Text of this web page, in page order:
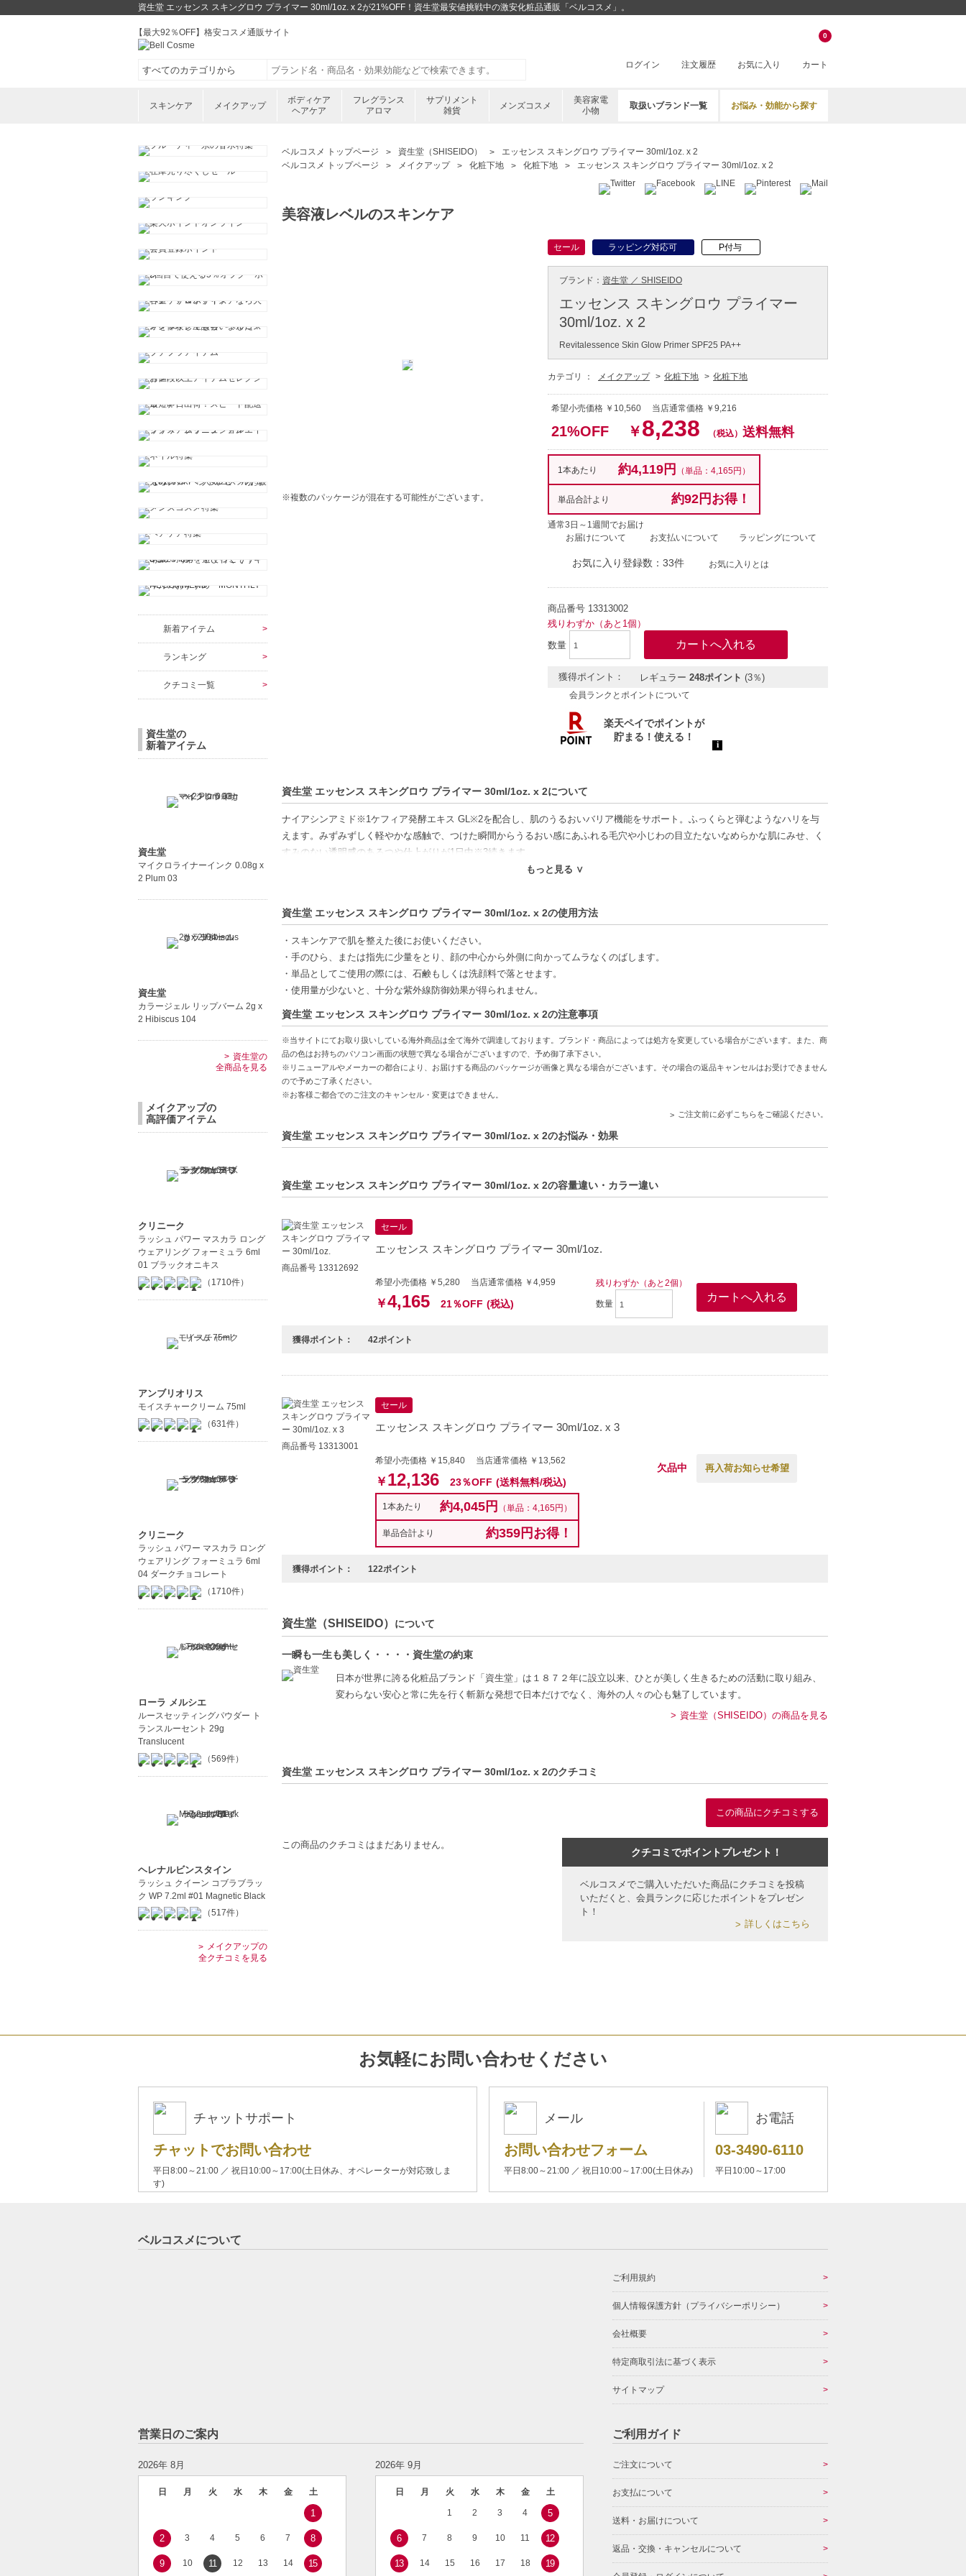
資生堂 エッセンス スキングロウ プライマー 30ml/1oz. x 2が21%OFF！資生堂最安値挑戦中の激安化粧品通販「ベルコスメ」。
【最大92％OFF】格安コスメ通販サイト
ログイン 注文履歴 お気に入り カート
0
スキンケア メイクアップ
ボディケア
ヘアケア
フレグランス
アロマ
サプリメント
雑貨
メンズコスメ
美容家電
小物
取扱いブランド一覧 お悩み・効能から探す
ベルコスメ トップページ 資生堂（SHISEIDO）
エッセンス スキングロウ プライマー 30ml/1oz. x 2
ベルコスメ トップページ
メイクアップ 化粧下地 化粧下地 エッセンス スキングロウ プライマー 30ml/1oz. x 2
美容液レベルのスキンケア
※複数のパッケージが混在する可能性がございます。
セール ラッピング対応可 P付与
ブランド： 資生堂 ／ SHISEIDO
エッセンス スキングロウ プライマー
30ml/1oz. x 2
Revitalessence Skin Glow Primer SPF25 PA++
カテゴリ ： メイクアップ 化粧下地 化粧下地
希望小売価格 ￥10,560 当店通常価格 ￥9,216
21%OFF ￥8,238 （税込） 送料無料
1本あたり 約4,119円 （単品：4,165円）
単品合計より 約92円お得！
通常3日～1週間でお届け
お届けについて
お支払いについて ラッピングについて
お気に入り登録数：33件 お気に入りとは
商品番号 13313002
残りわずか（あと1個）
数量
獲得ポイント： レギュラー 248ポイント (3％)
会員ランクとポイントについて
資生堂 エッセンス スキングロウ プライマー 30ml/1oz. x 2について
ナイアシンアミド※1ケフィア発酵エキス GL※2を配合し、肌のうるおいバリア機能をサポート。ふっくらと弾むようなハリを与
えます。みずみずしく軽やかな感触で、つけた瞬間からうるおい感にあふれる毛穴や小じわの目立たないなめらかな肌にみせ、く
すみのない透明感のあるつや仕上がりが1日中※3続きます。
※3 24時間の持続データ取得済み（資生堂調べ）
【商品の特徴】
うるおいバリア機能サポート-ナイアシンアミドと発酵エキスが、肌の保湿力を高めます。
ふっくらハリ感-軽やかに肌に馴染み、弾むようなハリを提供します。
【こんな方へおすすめ】
毛穴や小じわが気になる方
乾燥肌やくすみが気になる方
もっと見る ∨
資生堂 エッセンス スキングロウ プライマー 30ml/1oz. x 2の使用方法
・スキンケアで肌を整えた後にお使いください。
・手のひら、または指先に少量をとり、顔の中心から外側に向かってムラなくのばします。
・単品としてご使用の際には、石鹸もしくは洗顔料で落とせます。
・使用量が少ないと、十分な紫外線防御効果が得られません。
資生堂 エッセンス スキングロウ プライマー 30ml/1oz. x 2の注意事項
※当サイトにてお取り扱いしている海外商品は全て海外で調達しております。ブランド・商品によっては処方を変更している場合がございます。また、商
品の色はお持ちのパソコン画面の状態で異なる場合がございますので、予め御了承下さい。
※リニューアルやメーカーの都合により、お届けする商品のパッケージが画像と異なる場合がございます。その場合の返品キャンセルはお受けできません
ので予めご了承ください。
※お客様ご都合でのご注文のキャンセル・変更はできません。
ご注文前に必ずこちらをご確認ください。
資生堂 エッセンス スキングロウ プライマー 30ml/1oz. x 2のお悩み・効果
資生堂 エッセンス スキングロウ プライマー 30ml/1oz. x 2の容量違い・カラー違い
商品番号 13312692
セール
エッセンス スキングロウ プライマー 30ml/1oz.
希望小売価格 ￥5,280 当店通常価格 ￥4,959
￥4,165 21％OFF (税込)
残りわずか（あと2個）
数量
獲得ポイント： 42ポイント
商品番号 13313001
セール
エッセンス スキングロウ プライマー 30ml/1oz. x 3
希望小売価格 ￥15,840 当店通常価格 ￥13,562
￥ 12,136 23％OFF (送料無料/税込)
1本あたり 約4,045円 （単品：4,165円）
単品合計より 約359円お得！
欠品中 再入荷お知らせ希望
獲得ポイント： 122ポイント
資生堂（SHISEIDO） について
一瞬も一生も美しく・・・・資生堂の約束
日本が世界に誇る化粧品ブランド「資生堂」は１８７２年に設立以来、ひとが美しく生きるための活動に取り組み、
変わらない安心と常に先を行く斬新な発想で日本だけでなく、海外の人々の心も魅了しています。
資生堂（SHISEIDO）の商品を見る
資生堂 エッセンス スキングロウ プライマー 30ml/1oz. x 2のクチコミ
この商品にクチコミする
この商品のクチコミはまだありません。
クチコミでポイントプレゼント！
ベルコスメでご購入いただいた商品にクチコミを投稿
いただくと、会員ランクに応じたポイントをプレゼン
ト！
詳しくはこちら
新着アイテム
ランキング
クチコミ一覧
資生堂の
新着アイテム
資生堂
マイクロライナーインク 0.08g x
2 Plum 03
資生堂
カラージェル リップバーム 2g x
2 Hibiscus 104
資生堂の
全商品を見る
メイクアップの
高評価アイテム
クリニーク
ラッシュ パワー マスカラ ロング
ウェアリング フォーミュラ 6ml
01 ブラックオニキス
（1710件）
アンブリオリス
モイスチャークリーム 75ml
（631件）
クリニーク
ラッシュ パワー マスカラ ロング
ウェアリング フォーミュラ 6ml
04 ダークチョコレート
（1710件）
ローラ メルシエ
ルースセッティングパウダー ト
ランスルーセント 29g
Translucent
（569件）
ヘレナルビンスタイン
ラッシュ クイーン コブラブラッ
ク WP 7.2ml #01 Magnetic Black
（517件）
メイクアップの
全クチコミを見る
お気軽にお問い合わせください
チャットサポート
チャットでお問い合わせ
平日8:00～21:00 ／ 祝日10:00～17:00(土日休み、オペレーターが対応致しま
す)
メール
お問い合わせフォーム
平日8:00～21:00 ／ 祝日10:00～17:00(土日休み)
お電話
03-3490-6110
平日10:00～17:00
ベルコスメについて
ご利用規約
個人情報保護方針（プライバシーポリシー）
会社概要
特定商取引法に基づく表示
サイトマップ
営業日のご案内
2026年 8月
日 月 火 水 木 金 土
1
2 3 4 5 6 7 8
9 10 11 12 13 14 15
2026年 9月
日 月 火 水 木 金 土
1 2 3 4 5
6 7 8 9 10 11 12
13 14 15 16 17 18 19
ご利用ガイド
ご注文について
お支払について
送料・お届けについて
返品・交換・キャンセルについて